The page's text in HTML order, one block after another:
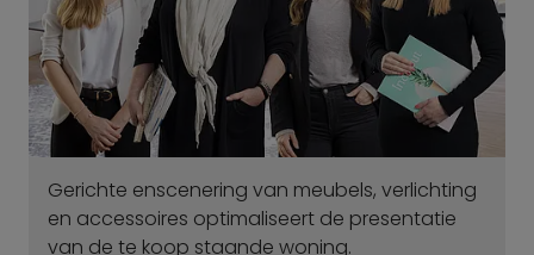
Gerichte enscenering van meubels, verlichting
en accessoires optimaliseert de presentatie
van de te koop staande woning.